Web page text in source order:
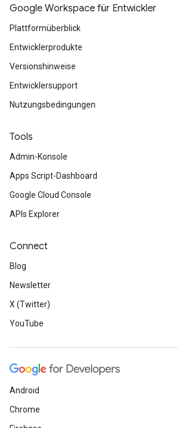
Google Workspace für Entwickler
Plattformüberblick
Entwicklerprodukte
Versionshinweise
Entwicklersupport
Nutzungsbedingungen
Tools
Admin-Konsole
Apps Script-Dashboard
Google Cloud Console
APIs Explorer
Connect
Blog
Newsletter
X (Twitter)
YouTube
Android
Chrome